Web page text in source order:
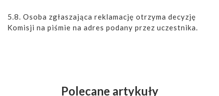
5.8. Osoba zgłaszająca reklamację otrzyma decyzję
Komisji na piśmie na adres podany przez uczestnika.
Polecane artykuły